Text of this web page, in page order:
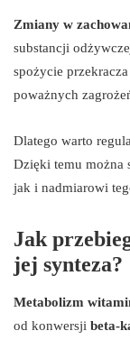
Zmiany w
substancji
spożycie przekracza
poważnych
Dlatego warto
Dzięki temu można
jak i nadmiarowi
Jak
jej synteza?
Metabolizm
od konwersji beta-